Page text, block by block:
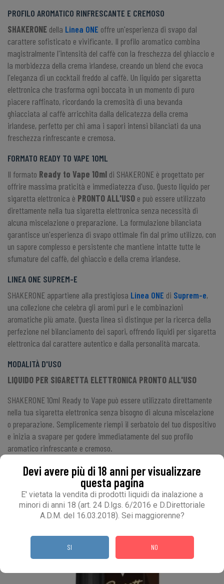
Devi avere più di 18 anni per visualizzare
questa pagina
E' vietata la vendita di prodotti liquidi da inalazione a
minori di anni 18 (art. 24 D.lgs. 6/2016 e D.Direttoriale
A.D.M. del 16.03.2018). Sei maggiorenne?
SI NO
PROFILO AROMATICO RINFRESCANTE E CREMOSO
SHAKERONE della Linea ONE offre un'esperienza di svapo dal
carattere sofisticato e vivificante. Il profilo aromatico combina
magistralmente l'intensità del caffè con la freschezza del ghiaccio e
la morbidezza della crema irlandese, creando un blend che evoca
l'eleganza di un cocktail freddo al caffè. Un liquido per sigaretta
elettronica che trasforma ogni boccata in un momento di puro
piacere raffinato, ricordando la cremosità di una bevanda
ghiacciata al caffè arricchita dalla delicatezza della crema
irlandese, perfetto per chi ama i sapori intensi bilanciati da una
freschezza rinfrescante e cremosa.
FORMATO READY TO VAPE 10ML
Il formato Ready to Vape 10ml di SHAKERONE è progettato per
offrire massima praticità e immediatezza d'uso. Questo liquido per
sigaretta elettronica è PRONTO ALL'USO e può essere utilizzato
direttamente nella tua sigaretta elettronica senza necessità di
alcuna miscelazione o preparazione. La formulazione bilanciata
garantisce un'esperienza di svapo ottimale fin dal primo utilizzo, con
un sapore complesso e persistente che mantiene intatte tutte le
sfumature del caffè, del ghiaccio e della crema irlandese.
LINEA ONE SUPREM-E
SHAKERONE appartiene alla prestigiosa Linea ONE di Suprem-e,
una collezione che celebra gli aromi puri e le combinazioni
aromatiche più amate. Questa linea si distingue per la ricerca della
perfezione nel bilanciamento dei sapori, offrendo liquidi per sigaretta
elettronica dal carattere autentico e dalla personalità marcata.
MODALITÀ D'USO
LIQUIDO PER SIGARETTA ELETTRONICA PRONTO ALL'USO
SHAKERONE 10ml Ready to Vape può essere utilizzato direttamente
nella tua sigaretta elettronica senza bisogno di alcuna miscelazione
o preparazione. Semplicemente riempi il serbatoio del tuo dispositivo
e inizia a svapare per godere immediatamente del suo profilo
aromatico rinfrescante e cremoso.
SPESSO ACQUISTATI INSIEME